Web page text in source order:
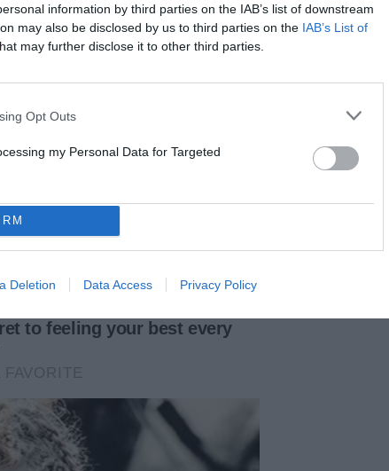
information by third parties on the IAB’s list of downstream
may also be disclosed by us to third parties on the IAB’s List of
may further disclose it to other third parties.
Opt Outs
my Personal Data for Targeted
Deletion Data Access Privacy Policy